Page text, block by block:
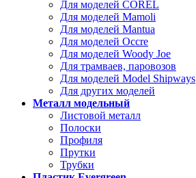
Для моделей COREL
Для моделей Mamoli
Для моделей Mantua
Для моделей Occre
Для моделей Woody Joe
Для трамваев, паровозов
Для моделей Model Shipways
Для других моделей
Металл модельный
Листовой металл
Полоски
Профиля
Прутки
Трубки